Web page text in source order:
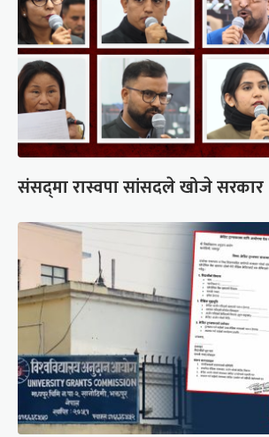
संसद्‍मा रास्वपा सांसदले खोजे सरकार